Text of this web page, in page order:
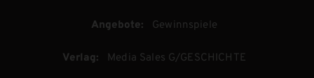
Angebote: Gewinnspiele
Verlag: Media Sales G/GESCHICHTE